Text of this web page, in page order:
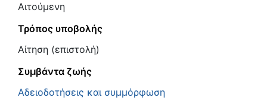
Αιτούμενη
Τρόπος υποβολής
Αίτηση (επιστολή)
Συμβάντα ζωής
Αδειοδοτήσεις και συμμόρφωση